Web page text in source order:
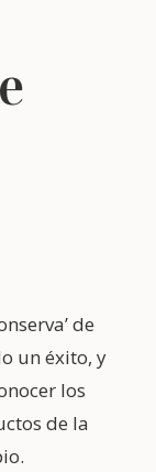
de
un éxito, y
los
de la